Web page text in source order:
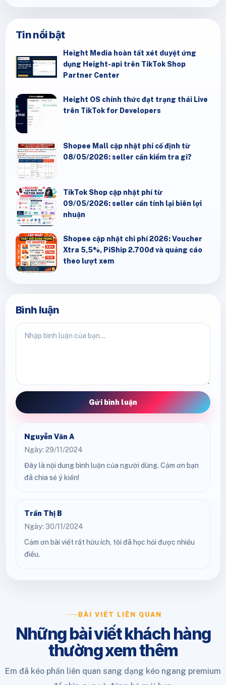
Tin nổi bật
Height Media hoàn tất xét duyệt ứng
dụng Height-api trên TikTok Shop
Partner Center
Height OS chính thức đạt trạng thái Live
trên TikTok for Developers
Shopee Mall cập nhật phí cố định từ
08/05/2026: seller cần kiểm tra gì?
TikTok Shop cập nhật phí từ
09/05/2026: seller cần tính lại biên lợi
nhuận
Shopee cập nhật chi phí 2026: Voucher
Xtra 5,5%, PiShip 2.700đ và quảng cáo
theo lượt xem
Bình luận
Gửi bình luận
Nguyễn Văn A
Ngày: 29/11/2024
Đây là nội dung bình luận của người dùng. Cảm ơn bạn
đã chia sẻ ý kiến!
Trần Thị B
Ngày: 30/11/2024
Cảm ơn bài viết rất hữu ích, tôi đã học hỏi được nhiều
điều.
BÀI VIẾT LIÊN QUAN
Những bài viết khách hàng
thường xem thêm
Em đã kéo phần liên quan sang dạng kéo ngang premium